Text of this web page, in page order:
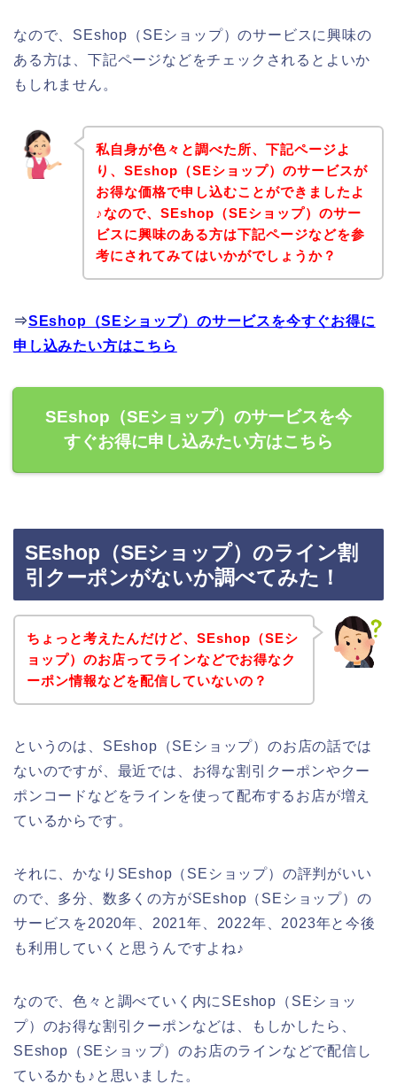
なので、SEshop（SEショップ）のサービスに興味の
ある方は、下記ページなどをチェックされるとよいか
もしれません。
私自身が色々と調べた所、下記ページよ
り、SEshop（SEショップ）のサービスが
お得な価格で申し込むことができましたよ
♪なので、SEshop（SEショップ）のサー
ビスに興味のある方は下記ページなどを参
考にされてみてはいかがでしょうか？
⇒SEshop（SEショップ）のサービスを今すぐお得に
申し込みたい方はこちら
SEshop（SEショップ）のサービスを今
すぐお得に申し込みたい方はこちら
SEshop（SEショップ）のライン割
引クーポンがないか調べてみた！
ちょっと考えたんだけど、SEshop（SEシ
ョップ）のお店ってラインなどでお得なク
ーポン情報などを配信していないの？
というのは、SEshop（SEショップ）のお店の話では
ないのですが、最近では、お得な割引クーポンやクー
ポンコードなどをラインを使って配布するお店が増え
ているからです。
それに、かなりSEshop（SEショップ）の評判がいい
ので、多分、数多くの方がSEshop（SEショップ）の
サービスを2020年、2021年、2022年、2023年と今後
も利用していくと思うんですよね♪
なので、色々と調べていく内にSEshop（SEショッ
プ）のお得な割引クーポンなどは、もしかしたら、
SEshop（SEショップ）のお店のラインなどで配信し
ているかも♪と思いました。